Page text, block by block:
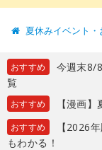
夏休みイベント
おすすめ
今週末8/
覧
おすすめ 【漫画
おすすめ
【2026
もわかる！